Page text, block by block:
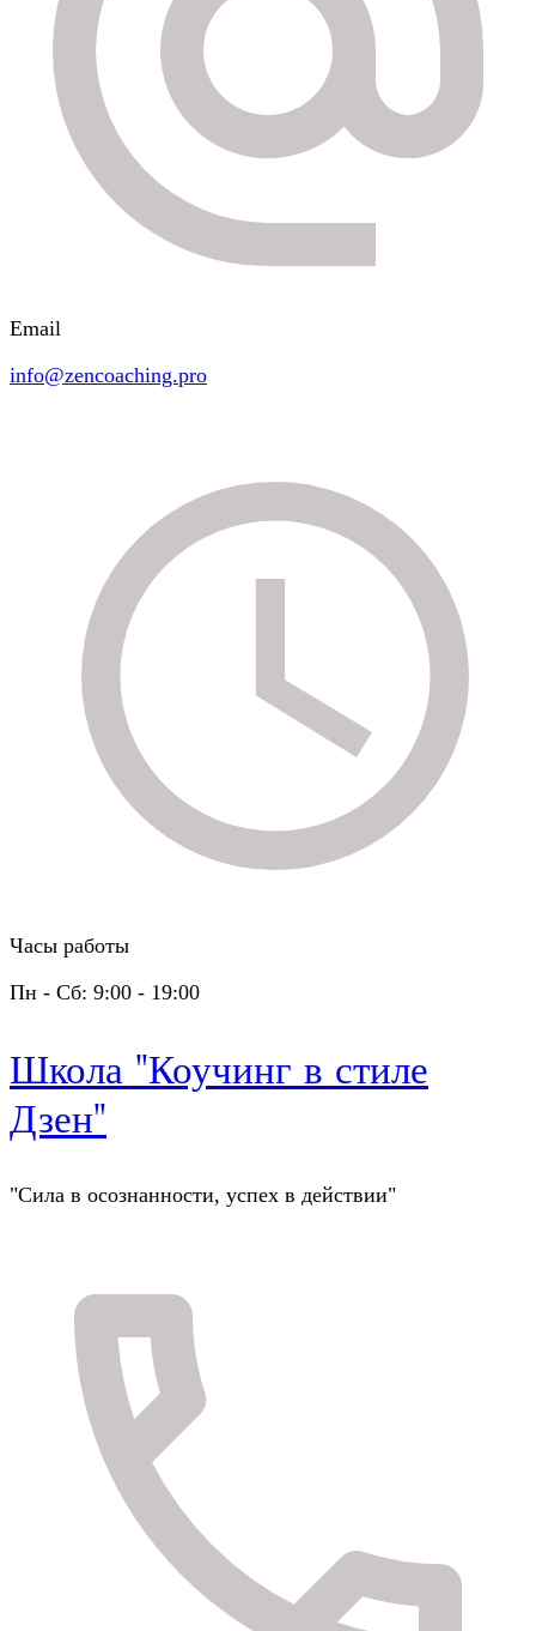
Email
info@zencoaching.pro
Часы работы
Пн - Сб: 9:00 - 19:00
Школа "Коучинг в стиле
Дзен"
"Сила в осознанности, успех в действии"